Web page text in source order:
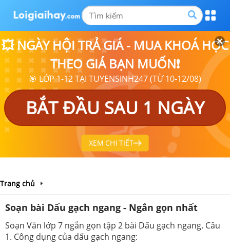
💥 NGÀY HỘI TRẢ GIÁ - MUA KHOÁ HỌC
THEO GIÁ BẠN MUỐN❗
🎯 LỚP 1-12 TẠI TUYENSINH247 (TỪ 10-12/08)
BẮT ĐẦU SAU 1 NGÀY
XEM CHI TIẾT
Trang chủ
Soạn bài Dấu gạch ngang - Ngắn gọn nhất
Soạn Văn lớp 7 ngắn gọn tập 2 bài Dấu gạch ngang. Câu
1. Công dụng của dấu gạch ngang: